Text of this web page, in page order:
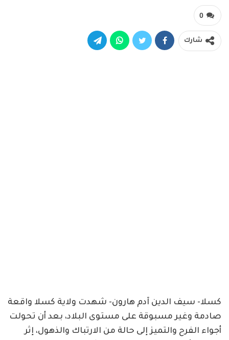
0
شارك
كسلا- سيف الدين آدم هارون- شهدت ولاية كسلا واقعة
صادمة وغير مسبوقة على مستوى البلاد، بعد أن تحولت
أجواء الفرح والتميز إلى حالة من الارتباك والذهول، إثر